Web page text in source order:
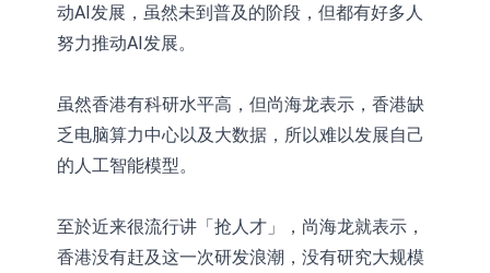
(08611.HK)跌21.01%
技(02261.HK)涨+75.05%，辰兴发展
神火股份：新疆神火铝水转化率已
猫(601015.CN)跌8.38%
浙江证监局对财通证券股份有限公司
采取出具警示函措施
山金国际：港股上市工作正常推进中
动AI发展，虽然未到普及的阶段，但都有好多人
努力推动AI发展。
虽然香港有科研水平高，但尚海龙表示，香港缺
乏电脑算力中心以及大数据，所以难以发展自己
的人工智能模型。
至於近来很流行讲「抢人才」，尚海龙就表示，
香港没有赶及这一次研发浪潮，没有研究大规模